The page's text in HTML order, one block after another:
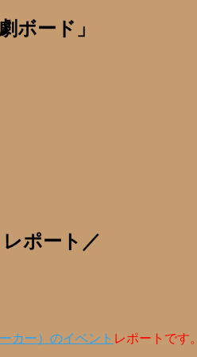
ボード」
ポート／
カー）のイベント レポートです。